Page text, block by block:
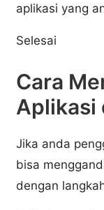
aplikasi yang
Selesai
Cara
Aplikasi
Jika anda
bisa
dengan